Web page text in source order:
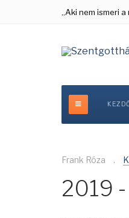
„Aki nem ismeri
Frank Róza
2019